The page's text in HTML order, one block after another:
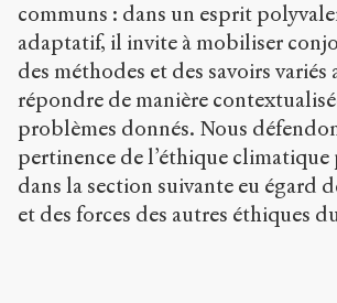
communs : dans un esprit
adaptatif, il invite à mobiliser
des méthodes et des savoirs variés
répondre de manière
problèmes donnés. Nous
pertinence de l’éthique
dans la section suivante eu égard
et des forces des autres éthiques